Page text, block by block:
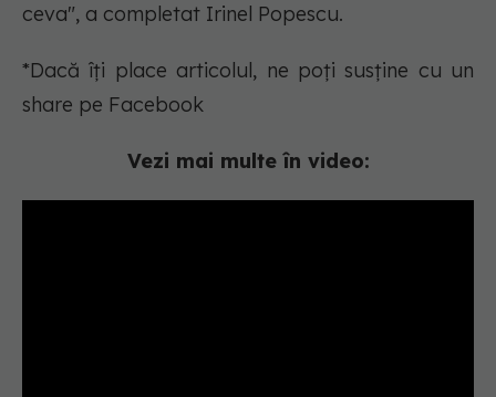
ceva", a completat Irinel Popescu.
*Dacă îți place articolul, ne poți susține cu un
share pe Facebook
Vezi mai multe în video: